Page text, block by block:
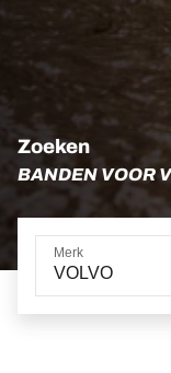
Zoeken
BANDEN VOOR
Merk
VOLVO